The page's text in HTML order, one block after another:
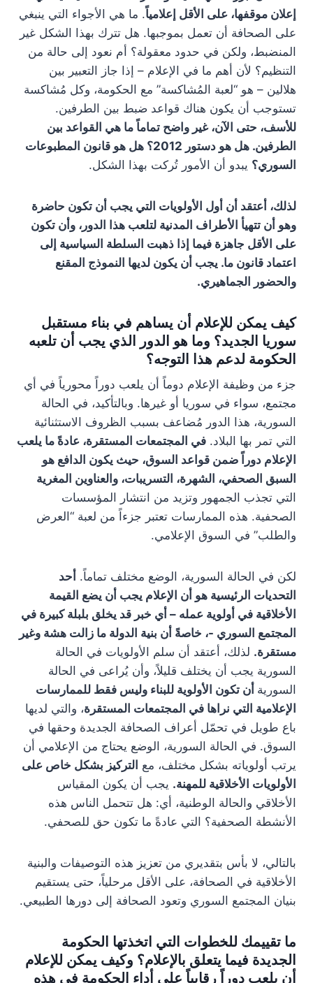
إعلان موقفها، على الأقل إعلامياً. ما هي الأجواء التي ينبغي
على الصحافة أن تعمل بموجبها. هل تترك بهذا الشكل غير
المنضبط، ولكن في حدود معقولة؟ أم نعود إلى حالة من
التنظيم؟ لأن أهم ما في الإعلام – إذا جاز التعبير بين
هلالين – هو “لعبة المُشاكسة” مع الحكومة، وكل مُشاكسة
تستوجب أن يكون هناك قواعد ضبط بين الطرفين.
للأسف، حتى الآن، غير واضح تماماً ما هي القواعد بين
الطرفين. هل هو دستور 2012؟ هل هو قانون المطبوعات
السوري؟ يبدو أن الأمور تُركت بهذا الشكل.
لذلك، أعتقد أن أول الأولويات التي يجب أن تكون حاضرة
وهو أن تتهيأ الأطراف المدنية لتلعب هذا الدور، وأن تكون
على الأقل جاهزة فيما إذا ذهبت السلطة السياسية إلى
اعتماد قانون ما. يجب أن يكون لديها النموذج المقنع
والحضور الجماهيري.
كيف يمكن للإعلام أن يساهم في بناء مستقبل
سوريا الجديد؟ وما هو الدور الذي يجب أن تلعبه
الحكومة لدعم هذا التوجه؟
جزء من وظيفة الإعلام دوماً أن يلعب دوراً محورياً في أي
مجتمع، سواء في سوريا أو غيرها. وبالتأكيد، في الحالة
السورية، هذا الدور مُضاعف بسبب الظروف الاستثنائية
التي تمر بها البلاد. في المجتمعات المستقرة، عادةً ما يلعب
الإعلام دوراً ضمن قواعد السوق، حيث يكون الدافع هو
السبق الصحفي، الشهرة، التسريبات، والعناوين المغرية
التي تجذب الجمهور وتزيد من انتشار المؤسسات
الصحفية. هذه الممارسات تعتبر جزءاً من لعبة “العرض
والطلب” في السوق الإعلامي.
لكن في الحالة السورية، الوضع مختلف تماماً. أحد
التحديات الرئيسية هو أن الإعلام يجب أن يضع القيمة
الأخلاقية في أولوية عمله – أي خبر قد يخلق بلبلة كبيرة في
المجتمع السوري -، خاصةً أن بنية الدولة ما زالت هشة وغير
مستقرة. لذلك، أعتقد أن سلم الأولويات في الحالة
السورية يجب أن يختلف قليلاً، وأن يُراعى في الحالة
السورية أن تكون الأولوية للبناء وليس فقط للممارسات
الإعلامية التي نراها في المجتمعات المستقرة، والتي لديها
باع طويل في تحمّل أعراف الصحافة الجديدة وحقها في
السوق. في الحالة السورية، الوضع يحتاج من الإعلامي أن
يرتب أولوياته بشكل مختلف، مع التركيز بشكل خاص على
الأولويات الأخلاقية للمهنة. يجب أن يكون المقياس
الأخلاقي والحالة الوطنية، أي: هل تتحمل الناس هذه
الأنشطة الصحفية؟ التي عادةً ما تكون حق للصحفي.
بالتالي، لا بأس بتقديري من تعزيز هذه التوصيفات والبنية
الأخلاقية في الصحافة، على الأقل مرحلياً، حتى يستقيم
بنيان المجتمع السوري وتعود الصحافة إلى دورها الطبيعي.
ما تقييمك للخطوات التي اتخذتها الحكومة
الجديدة فيما يتعلق بالإعلام؟ وكيف يمكن للإعلام
أن يلعب دوراً رقابياً على أداء الحكومة في هذه